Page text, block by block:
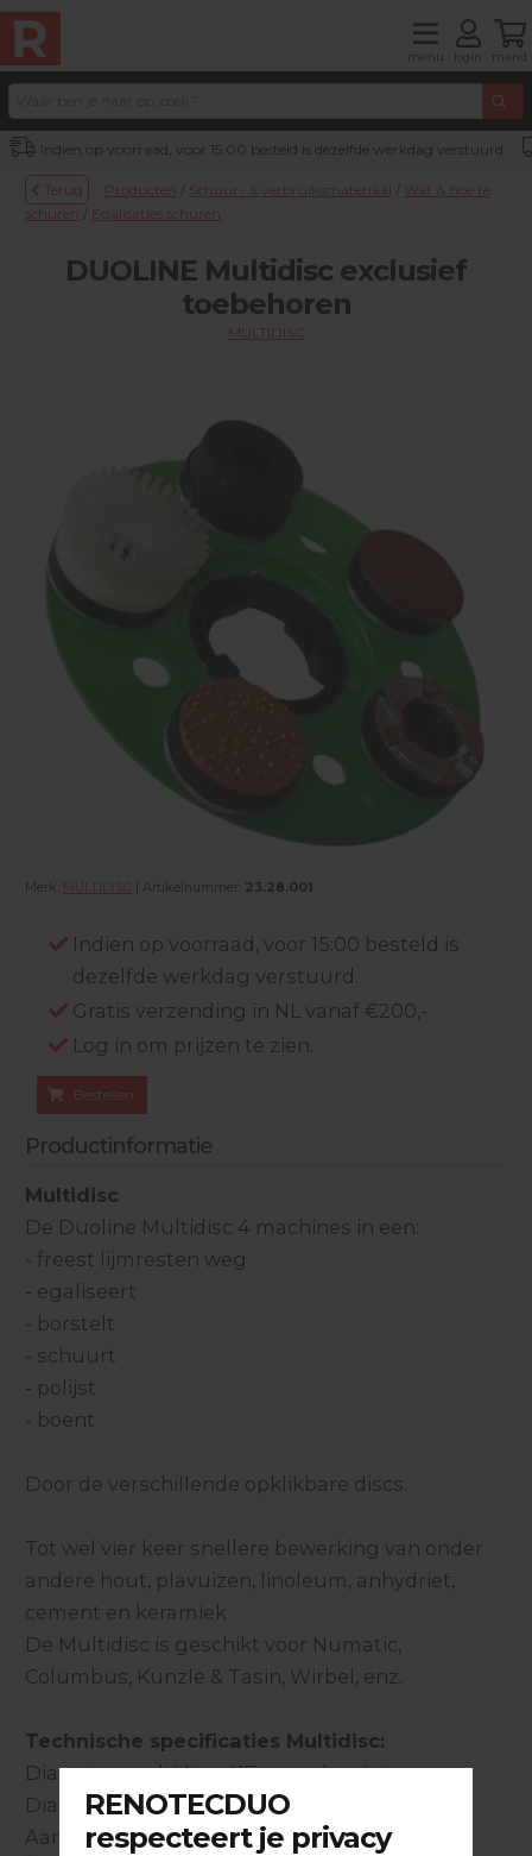
menu login mand
Indien op voorraad, voor 15:00 besteld is dezelfde werkdag verstuurd
Terug Producten / Schuur- & verbruiksmateriaal / Wat & hoe te
schuren / Egalisaties schuren
DUOLINE Multidisc exclusief
toebehoren
MULTIDISC
Merk: MULTIDISC | Artikelnummer: 23.28.001
Indien op voorraad, voor 15:00 besteld is
dezelfde werkdag verstuurd.
Gratis verzending in NL vanaf €200,-
Log in om prijzen te zien.
Bestellen
Productinformatie
Multidisc
De Duoline Multidisc 4 machines in een:
- freest lijmresten weg
- egaliseert
- borstelt
- schuurt
- polijst
- boent
Door de verschillende opklikbare discs.
Tot wel vier keer snellere bewerking van onder
andere hout, plavuizen, linoleum, anhydriet,
cement en keramiek
De Multidisc is geschikt voor Numatic,
Columbus, Kunzle & Tasin, Wirbel, enz.
Technische specificaties Multidisc:
Diameter multidisc: 417 mm. aluminium
Diameter disc: 115 mm.
Aantal disc: 5 stuks